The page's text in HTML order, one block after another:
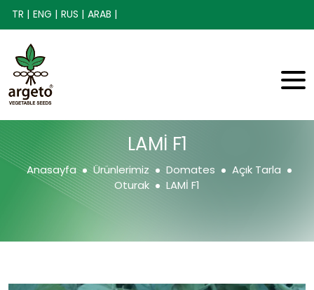
TR | ENG | RUS | ARAB |
LAMİ F1
Anasayfa Ürünlerimiz Domates
Açık Tarla
Oturak
LAMİ F1